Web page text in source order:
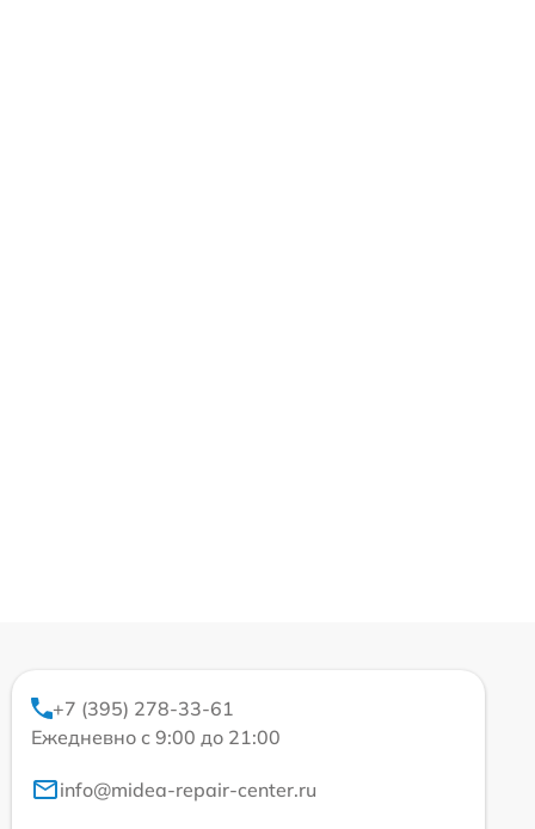
+7 (395) 278-33-61
Ежедневно с 9:00 до 21:00
info@midea-repair-center.ru